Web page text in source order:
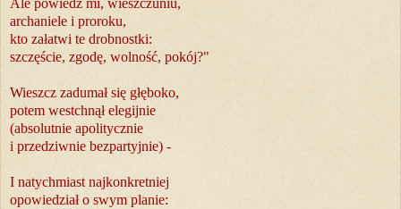
Ale powiedz mi, wieszczuniu,
archaniele i proroku,
kto załatwi te drobnostki:
szczęście, zgodę, wolność, pokój?"
Wieszcz zadumał się głęboko,
potem westchnął elegijnie
(absolutnie apolitycznie
i przedziwnie bezpartyjnie) -
I natychmiast najkonkretniej
opowiedział o swym planie: